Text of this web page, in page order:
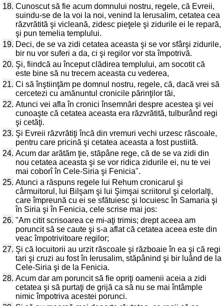
18. Cunoscut să fie acum domnului nostru, regele, că Evreii,
suindu-se de la voi la noi, venind la Ierusalim, cetatea cea
răzvrătită şi vicleană, zidesc pieţele şi zidurile ei le repară,
şi pun temelia templului.
19. Deci, de se va zidi cetatea aceasta şi se vor sfârşi zidurile,
bir nu vor suferi a da, ci şi regilor vor sta împotrivă.
20. Şi, fiindcă au început clădirea templului, am socotit că
este bine să nu trecem aceasta cu vederea,
21. Ci să înştiinţăm pe domnul nostru, regele, că, dacă vrei să
cercetezi cu amănuntul cronicile părinţilor tăi,
22. Atunci vei afla în cronici însemnări despre acestea şi vei
cunoaşte că cetatea aceasta era răzvrătită, tulburând regi
şi cetăţi.
23. Şi Evreii răzvrătiţi încă din vremuri vechi urzesc răscoale,
pentru care pricină şi cetatea aceasta a fost pustiită.
24. Acum dar arătăm ţie, stăpâne rege, că de se va zidi din
nou cetatea aceasta şi se vor ridica zidurile ei, nu te vei
mai coborî în Cele-Siria şi Fenicia".
25. Atunci a răspuns regele lui Rehum cronicarul şi
cârmuitorul, lui Bilşam şi lui Şimşai scriitorul şi celorlalţi,
care împreună cu ei se sfătuiesc şi locuiesc în Samaria şi
în Siria şi în Fenicia, cele scrise mai jos:
26. "Am citit scrisoarea ce mi-aţi trimis; drept aceea am
poruncit să se caute şi s-a aflat că cetatea aceea este din
veac împotrivitoare regilor;
27. Şi că locuitorii au urzit răscoale şi războaie în ea şi că regi
tari şi cruzi au fost în Ierusalim, stăpânind şi bir luând de la
Cele-Siria şi de la Fenicia.
28. Acum dar am poruncit să fie opriţi oamenii aceia a zidi
cetatea şi să purtaţi de grijă ca să nu se mai întâmple
nimic împotriva acestei porunci.